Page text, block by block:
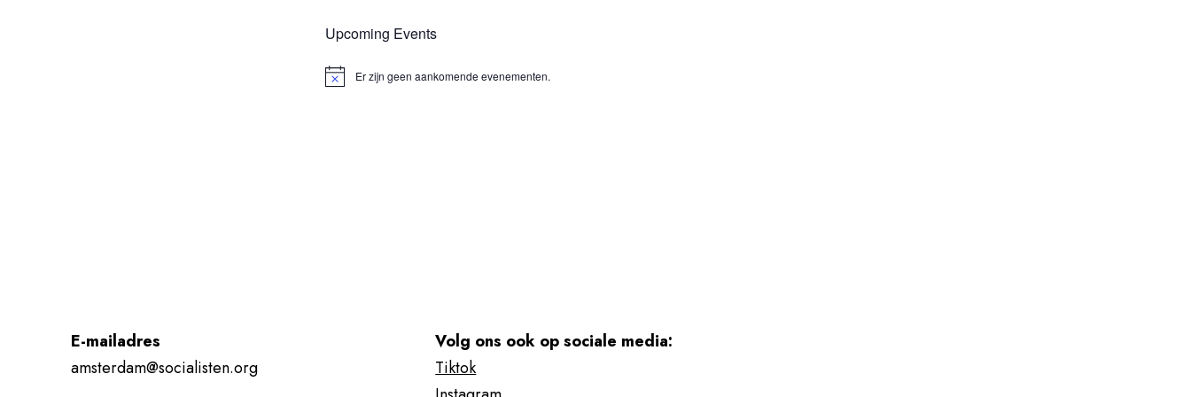
Upcoming Events
BerichtEr zijn geen aankomende evenementen.
E-mailadres
amsterdam@socialisten.org
Volg ons ook op sociale media:
Tiktok